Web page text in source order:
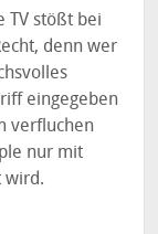
TV stößt bei
denn wer
eingegeben
verfluchen
nur mit
wird.